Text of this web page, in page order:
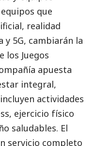
que
realidad
5G, cambiarán la
los Juegos
apuesta
integral,
actividades
ejercicio físico
saludables. El
servicio completo